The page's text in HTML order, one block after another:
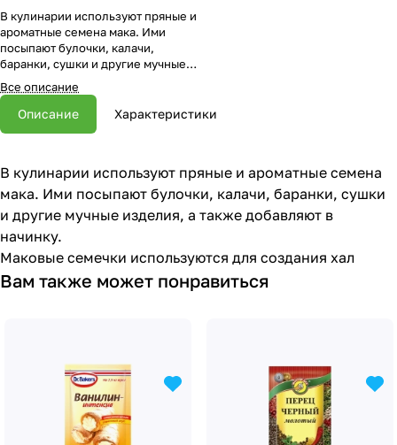
В кулинарии используют пряные и
ароматные семена мака. Ими
посыпают булочки, калачи,
баранки, сушки и другие мучные
начинку.
Маковые семечки используются
для создания хал
Все описание
Описание Характеристики
В кулинарии используют пряные и ароматные семена
мака. Ими посыпают булочки, калачи, баранки, сушки
и другие мучные изделия, а также добавляют в
начинку.
Маковые семечки используются для создания хал
Вам также может понравиться